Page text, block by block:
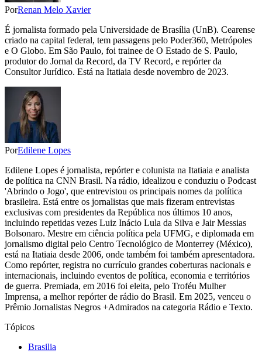
PorRenan Melo Xavier
É jornalista formado pela Universidade de Brasília (UnB). Cearense
criado na capital federal, tem passagens pelo Poder360, Metrópoles
e O Globo. Em São Paulo, foi trainee de O Estado de S. Paulo,
produtor do Jornal da Record, da TV Record, e repórter da
Consultor Jurídico. Está na Itatiaia desde novembro de 2023.
PorEdilene Lopes
Edilene Lopes é jornalista, repórter e colunista na Itatiaia e analista
de política na CNN Brasil. Na rádio, idealizou e conduziu o Podcast
'Abrindo o Jogo', que entrevistou os principais nomes da política
brasileira. Está entre os jornalistas que mais fizeram entrevistas
exclusivas com presidentes da República nos últimos 10 anos,
incluindo repetidas vezes Luiz Inácio Lula da Silva e Jair Messias
Bolsonaro. Mestre em ciência política pela UFMG, e diplomada em
jornalismo digital pelo Centro Tecnológico de Monterrey (México),
está na Itatiaia desde 2006, onde também foi também apresentadora.
Como repórter, registra no currículo grandes coberturas nacionais e
internacionais, incluindo eventos de política, economia e territórios
de guerra. Premiada, em 2016 foi eleita, pelo Troféu Mulher
Imprensa, a melhor repórter de rádio do Brasil. Em 2025, venceu o
Prêmio Jornalistas Negros +Admirados na categoria Rádio e Texto.
Tópicos
Brasilia